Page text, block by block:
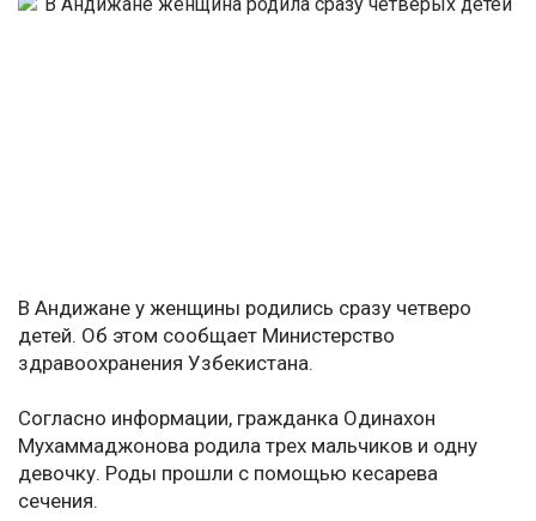
В Андижане у женщины родились сразу четверо
детей. Об этом сообщает Министерство
здравоохранения Узбекистана.
Согласно информации, гражданка Одинахон
Мухаммаджонова родила трех мальчиков и одну
девочку. Роды прошли с помощью кесарева
сечения.